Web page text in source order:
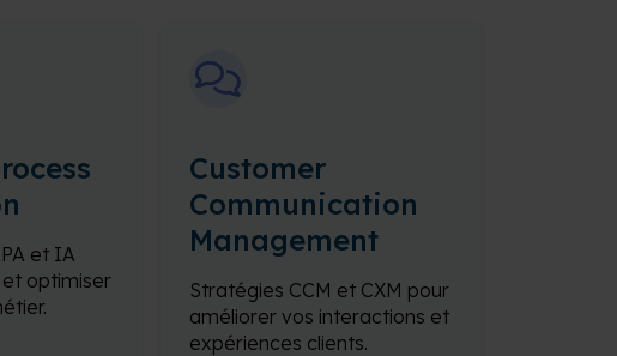
et IA
optimiser
Customer
Communication
Management
Stratégies CCM et CXM pour
améliorer vos interactions et
expériences clients.